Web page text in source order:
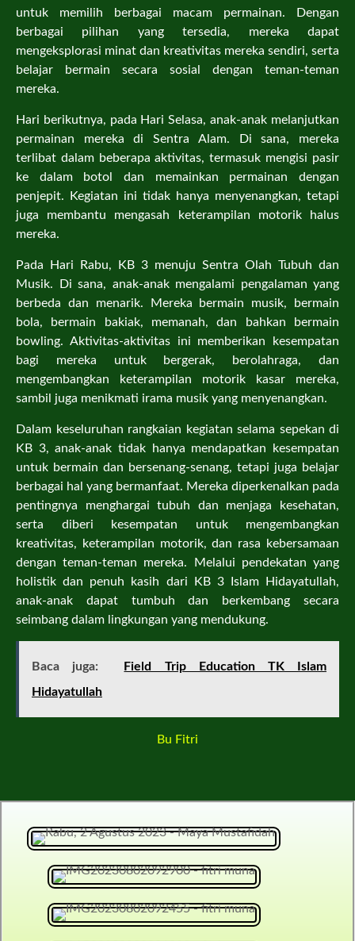
untuk memilih berbagai macam permainan. Dengan
berbagai pilihan yang tersedia, mereka dapat
mengeksplorasi minat dan kreativitas mereka sendiri, serta
belajar bermain secara sosial dengan teman-teman
mereka.
Hari berikutnya, pada Hari Selasa, anak-anak melanjutkan
permainan mereka di Sentra Alam. Di sana, mereka
terlibat dalam beberapa aktivitas, termasuk mengisi pasir
ke dalam botol dan memainkan permainan dengan
penjepit. Kegiatan ini tidak hanya menyenangkan, tetapi
juga membantu mengasah keterampilan motorik halus
mereka.
Pada Hari Rabu, KB 3 menuju Sentra Olah Tubuh dan
Musik. Di sana, anak-anak mengalami pengalaman yang
berbeda dan menarik. Mereka bermain musik, bermain
bola, bermain bakiak, memanah, dan bahkan bermain
bowling. Aktivitas-aktivitas ini memberikan kesempatan
bagi mereka untuk bergerak, berolahraga, dan
mengembangkan keterampilan motorik kasar mereka,
sambil juga menikmati irama musik yang menyenangkan.
Dalam keseluruhan rangkaian kegiatan selama sepekan di
KB 3, anak-anak tidak hanya mendapatkan kesempatan
untuk bermain dan bersenang-senang, tetapi juga belajar
berbagai hal yang bermanfaat. Mereka diperkenalkan pada
pentingnya menghargai tubuh dan menjaga kesehatan,
serta diberi kesempatan untuk mengembangkan
kreativitas, keterampilan motorik, dan rasa kebersamaan
dengan teman-teman mereka. Melalui pendekatan yang
holistik dan penuh kasih dari KB 3 Islam Hidayatullah,
anak-anak dapat tumbuh dan berkembang secara
seimbang dalam lingkungan yang mendukung.
Baca juga:
Field Trip Education TK Islam
Hidayatullah
Bu Fitri